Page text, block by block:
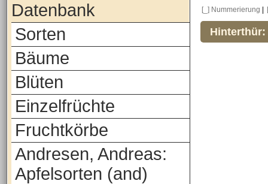
Datenbank
Sorten
Bäume
Blüten
Einzelfrüchte
Fruchtkörbe
Andresen, Andreas:
Apfelsorten (and)
[_] Nummerierung